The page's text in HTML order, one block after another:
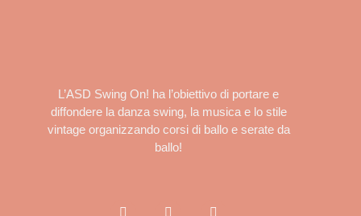
L’ASD Swing On! ha l’obiettivo di portare e
diffondere la danza swing, la musica e lo stile
vintage organizzando corsi di ballo e serate da
ballo!